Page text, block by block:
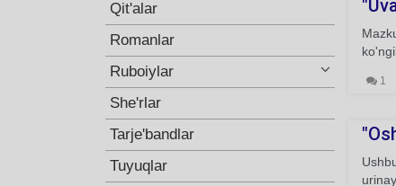
Qit'alar
Romanlar
Ruboiylar
She'rlar
Tarje'bandlar
Tuyuqlar
1